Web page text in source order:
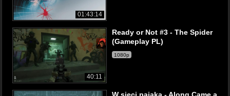
01:43:14
40:11
Ready or Not #3 - The Spider
(Gameplay PL)
1080p